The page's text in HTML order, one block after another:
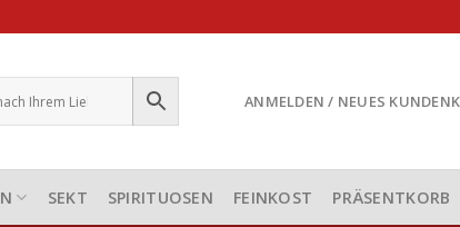
ANMELDEN / NEUES
SEKT SPIRITUOSEN FEINKOST PRÄSENTKORB